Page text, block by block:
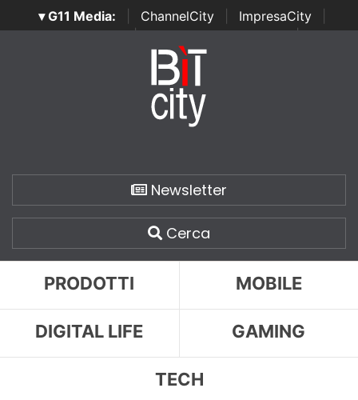
▾ G11 Media: ChannelCity ImpresaCity
SecurityOpenLab | Italian Channel Awards | Italian
Italian Security Awards
Newsletter
Cerca
PRODOTTI MOBILE
DIGITAL LIFE GAMING
TECH